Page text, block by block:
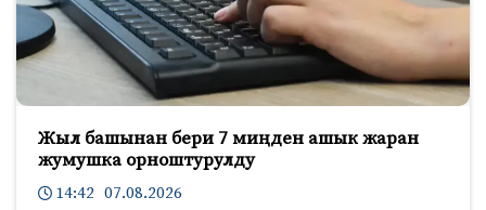
Жыл башынан бери 7 миңден ашык жаран
жумушка орноштурулду
14:42 07.08.2026